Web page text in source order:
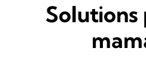
Solutions